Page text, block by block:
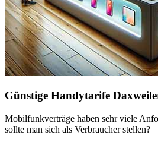
Günstige Handytarife
Mobilfunkverträge haben sehr viele
sollte man sich als Verbraucher stellen?